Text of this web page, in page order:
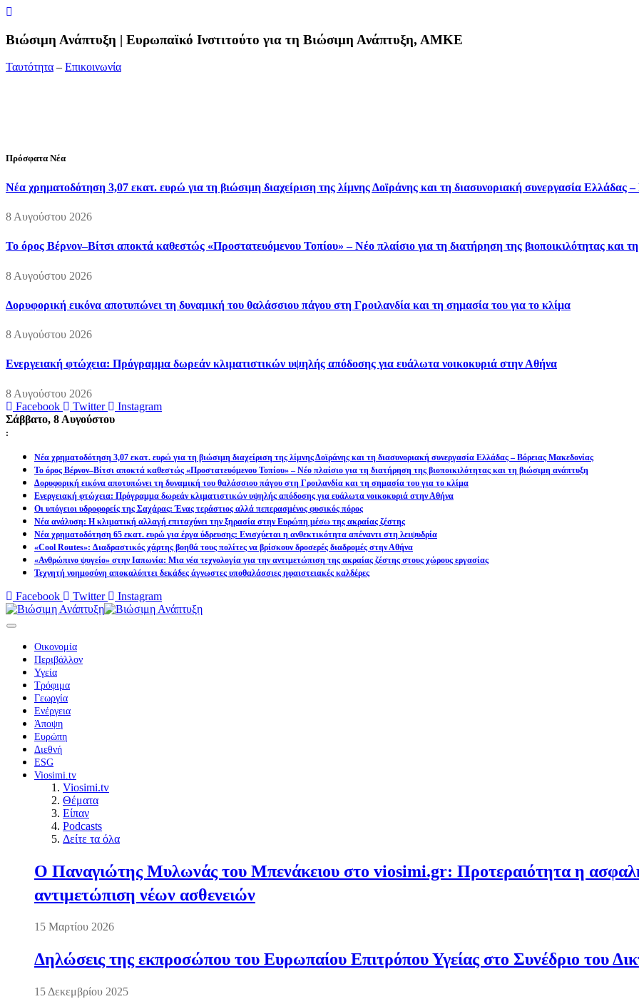
Bιώσιμη Ανάπτυξη | Ευρωπαϊκό Ινστιτούτο για τη Βιώσιμη Ανάπτυξη, ΑΜΚΕ
Ταυτότητα – Επικοινωνία
Πρόσφατα Νέα
Νέα χρηματοδότηση 3,07 εκατ. ευρώ για τη βιώσιμη διαχείριση της λίμνης Δοϊράνης και τη διασυνοριακή συνεργασία Ελλάδας
8 Αυγούστου 2026
Το όρος Βέρνον–Βίτσι αποκτά καθεστώς «Προστατευόμενου Τοπίου» – Νέο πλαίσιο για τη διατήρηση της βιοποικιλότητας και
8 Αυγούστου 2026
Δορυφορική εικόνα αποτυπώνει τη δυναμική του θαλάσσιου πάγου στη Γροιλανδία και τη σημασία του για το κλίμα
8 Αυγούστου 2026
Ενεργειακή φτώχεια: Πρόγραμμα δωρεάν κλιματιστικών υψηλής απόδοσης για ευάλωτα νοικοκυριά στην Αθήνα
8 Αυγούστου 2026
Facebook
Twitter
Instagram
Σάββατο, 8 Αυγούστου
:
Νέα χρηματοδότηση 3,07 εκατ. ευρώ για τη βιώσιμη διαχείριση της λίμνης Δοϊράνης και τη διασυνοριακή συνεργασία Ελλάδας – Βόρειας Μακεδονίας
Το όρος Βέρνον–Βίτσι αποκτά καθεστώς «Προστατευόμενου Τοπίου» – Νέο πλαίσιο για τη διατήρηση της βιοποικιλότητας και τη βιώσιμη ανάπτυξη
Δορυφορική εικόνα αποτυπώνει τη δυναμική του θαλάσσιου πάγου στη Γροιλανδία και τη σημασία του για το κλίμα
Ενεργειακή φτώχεια: Πρόγραμμα δωρεάν κλιματιστικών υψηλής απόδοσης για ευάλωτα νοικοκυριά στην Αθήνα
Οι υπόγειοι υδροφορείς της Σαχάρας: Ένας τεράστιος αλλά πεπερασμένος φυσικός πόρος
Νέα ανάλυση: Η κλιματική αλλαγή επιταχύνει την ξηρασία στην Ευρώπη μέσω της ακραίας ζέστης
Νέα χρηματοδότηση 65 εκατ. ευρώ για έργα ύδρευσης: Ενισχύεται η ανθεκτικότητα απέναντι στη λειψυδρία
«Cool Routes»: Διαδραστικός χάρτης βοηθά τους πολίτες να βρίσκουν δροσερές διαδρομές στην Αθήνα
«Ανθρώπινο ψυγείο» στην Ιαπωνία: Μια νέα τεχνολογία για την αντιμετώπιση της ακραίας ζέστης στους χώρους εργασίας
Τεχνητή νοημοσύνη αποκαλύπτει δεκάδες άγνωστες υποθαλάσσιες ηφαιστειακές καλδέρες
Facebook Twitter Instagram
Οικονομία
Περιβάλλον
Υγεία
Τρόφιμα
Γεωργία
Ενέργεια
Άποψη
Ευρώπη
Διεθνή
ESG
Viosimi.tv
Viosimi.tv
Θέματα
Είπαν
Podcasts
Δείτε τα όλα
Ο Παναγιώτης Μυλωνάς του Μπενάκειου στο viosimi.gr: Προτεραιότητα η
αντιμετώπιση νέων ασθενειών
15 Μαρτίου 2026
Δηλώσεις της εκπροσώπου του Ευρωπαίου Επιτρόπου Υγείας στο Συνέδριο του
15 Δεκεμβρίου 2025